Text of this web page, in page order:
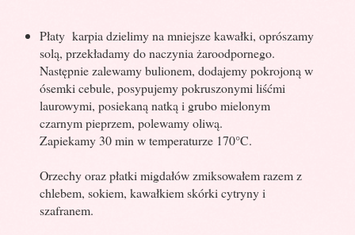
Płaty karpia dzielimy na mniejsze kawałki, oprószamy
solą, przekładamy do naczynia żaroodpornego.
Następnie zalewamy bulionem, dodajemy pokrojoną w
ósemki cebule, posypujemy pokruszonymi liśćmi
laurowymi, posiekaną natką i grubo mielonym
czarnym pieprzem, polewamy oliwą.
Zapiekamy 30 min w temperaturze 170°C.
Orzechy oraz płatki migdałów zmiksowałem razem z
chlebem, sokiem, kawałkiem skórki cytryny i
szafranem.